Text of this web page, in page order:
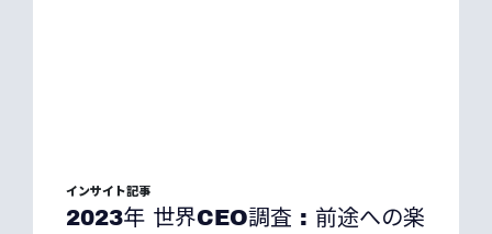
インサイト記事
2023年 世界CEO調査 : 前途への楽